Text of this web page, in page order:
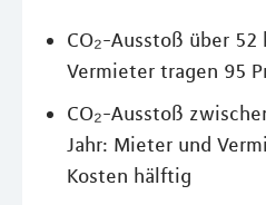
CO₂-Ausstoß über 52
Vermieter tragen 95
CO₂-Ausstoß
Jahr: Mieter und
Kosten hälftig